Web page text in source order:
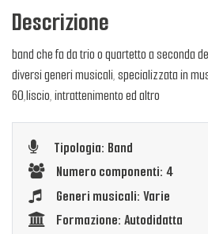
Descrizione
band che fa da trio o quartetto a seconda
diversi generi musicali, specializzata in
60,liscio, intrattenimento ed altro
Tipologia: Band
Numero componenti: 4
Generi musicali: Varie
Formazione: Autodidatta